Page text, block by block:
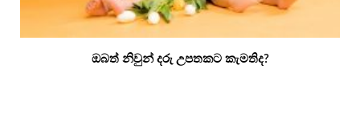
ඔබත් නිවුන් දරු උපතකට කැමතිද?